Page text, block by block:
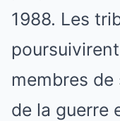
1988. Les
membres
de la guerre